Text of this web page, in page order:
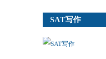
SAT写作